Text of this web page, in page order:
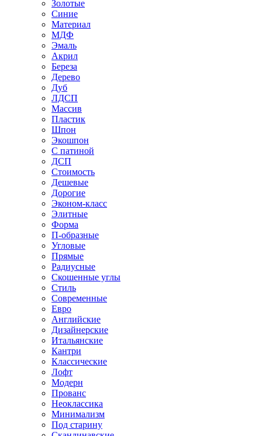
Золотые
Синие
Материал
МДФ
Эмаль
Акрил
Береза
Дерево
Дуб
ЛДСП
Массив
Пластик
Шпон
Экошпон
С патиной
ДСП
Стоимость
Дешевые
Дорогие
Эконом-класс
Элитные
Форма
П-образные
Угловые
Прямые
Радиусные
Скошенные углы
Стиль
Современные
Евро
Английские
Дизайнерские
Итальянские
Кантри
Классические
Лофт
Модерн
Прованс
Неоклассика
Минимализм
Под старину